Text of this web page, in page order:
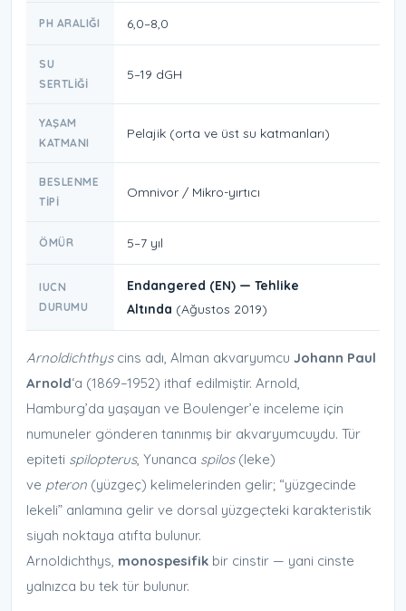
PH ARALIĞI 6,0–8,0
SU
SERTLIĞI
5–19 dGH
YAŞAM
KATMANI
Pelajik (orta ve üst su katmanları)
BESLENME
TIPI
Omnivor / Mikro-yırtıcı
ÖMÜR 5–7 yıl
IUCN
DURUMU
Endangered (EN) — Tehlike
Altında (Ağustos 2019)
Arnoldichthyscins adı, Alman akvaryumcu Johann Paul
Arnold‘a (1869–1952) ithaf edilmiştir. Arnold,
Hamburg’da yaşayan ve Boulenger’e inceleme için
numuneler gönderen tanınmış bir akvaryumcuydu. Tür
epiteti spilopterus, Yunanca spilos(leke)
ve pteron (yüzgeç) kelimelerinden gelir; “yüzgecinde
lekeli” anlamına gelir ve dorsal yüzgeçteki karakteristik
siyah noktaya atıfta bulunur.
Arnoldichthys, monospesifik bir cinstir — yani cinste
yalnızca bu tek tür bulunur.